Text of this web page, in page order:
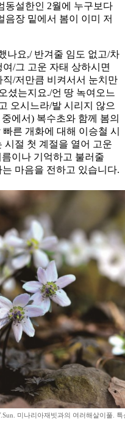
동설한인 2월에 누구보다
음장 밑에서 봄이 이미 저
나요,/ 반겨줄 임도 없고/차
/그 고운 자태 상하시면
/저만큼 비켜서서 눈치만
셨는지요./언 땅 녹여오느
오시느라/발 시리지 않으
에서) 복수초와 함께 봄의
른 개화에 대해 이승철 시
시절 첫 계절을 열어 고운
이나 기억하고 불러줄
마음을 전하고 있습니다.
미나리아재빗과의 여러해살이풀. 특